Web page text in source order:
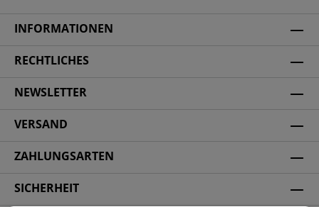
INFORMATIONEN
RECHTLICHES
NEWSLETTER
VERSAND
ZAHLUNGSARTEN
SICHERHEIT